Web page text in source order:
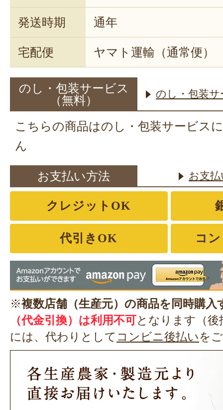
発送時期 通年
宅配便 ヤマト運輸（通常便）
のし・包装サービス
（無料）
のし・包装
こちらの商品はのし・包装サービス
ん
お支払い方法 お支
クレジットOK
代引きOK コ
※複数店舗（生産元）の商品を同時購入
（代金引換）は利用不可となります（
には、代わりとして コンビニ後払いを